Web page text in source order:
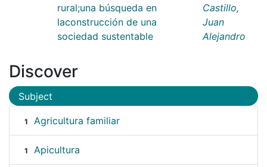
rural;una búsqueda en
laconstrucción de una
sociedad sustentable
Castillo,
Juan
Alejandro
Discover
Subject
1 Agricultura familiar
1 Apicultura